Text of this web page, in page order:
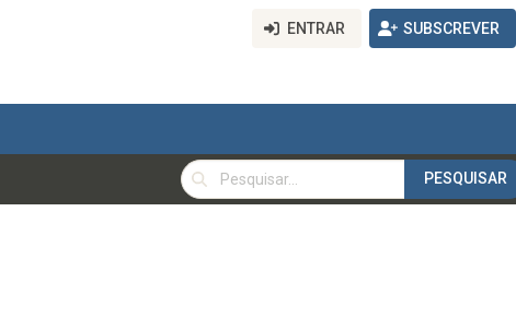
ENTRAR SUBSCREVER
PESQUISAR
PESQUISAR